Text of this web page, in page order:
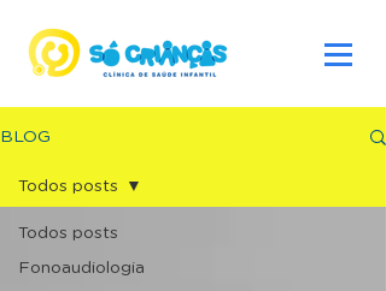
BLOG
Todos posts
Fonoaudiologia
Todos posts